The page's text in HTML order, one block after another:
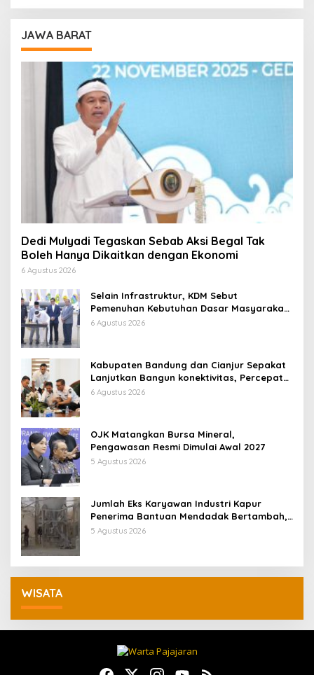
JAWA BARAT
Dedi Mulyadi Tegaskan Sebab Aksi Begal Tak
Boleh Hanya Dikaitkan dengan Ekonomi
6 Agustus 2026
Selain Infrastruktur, KDM Sebut
Pemenuhan Kebutuhan Dasar Masyarakat
Jadi Fokus APBD Jabar 2027
6 Agustus 2026
Kabupaten Bandung dan Cianjur Sepakat
Lanjutkan Bangun konektivitas, Percepat
Pertumbuhan Ekonomi Daerah
6 Agustus 2026
OJK Matangkan Bursa Mineral,
Pengawasan Resmi Dimulai Awal 2027
5 Agustus 2026
Jumlah Eks Karyawan Industri Kapur
Penerima Bantuan Mendadak Bertambah,
KDM: Kita Identifikasi
5 Agustus 2026
WISATA